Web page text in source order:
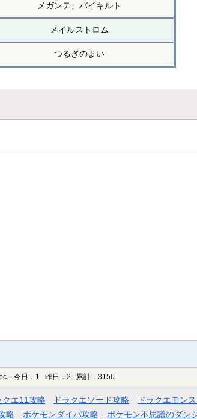
メガンテ、バイキルト
メイルストロム
つるぎのまい
今日：1 昨日：2 累計：3150
クエ11攻略 ドラクエソード攻略 ドラクエモン
略 ポケモンダイパ攻略 ポケモン不思議のダン